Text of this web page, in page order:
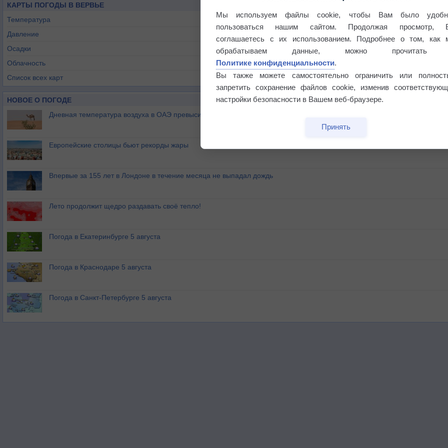
КАРТЫ ПОГОДЫ В ВЕРВЬЕ
Температура
Давление
Осадки
Облачность
Список всех карт
НОВОЕ О ПОГОДЕ
Дневная температура воздуха в ОАЭ превысила +51°
Европейские столицы бьют рекорды жары
Впервые за 155 лет в Лондоне в течение месяца не выпадал дождь
Лето продолжит щедро раздавать своё тепло!
Погода в Екатеринбурге 5 августа
Погода в Краснодаре 5 августа
Погода в Санкт-Петербурге 5 августа
Мы используем файлы cookie, чтобы Вам было
пользоваться нашим сайтом. Продолжая просмотр,
соглашаетесь с их использованием. Подробнее о том, как
обрабатываем данные, можно прочитать
Политике конфиденциальности.
Вы также можете самостоятельно ограничить или
запретить сохранение файлов cookie, изменив
настройки безопасности в Вашем веб-браузере.
Принять